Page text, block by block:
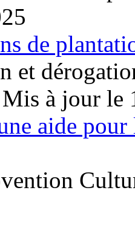
de
et
Mis à jour le
aide